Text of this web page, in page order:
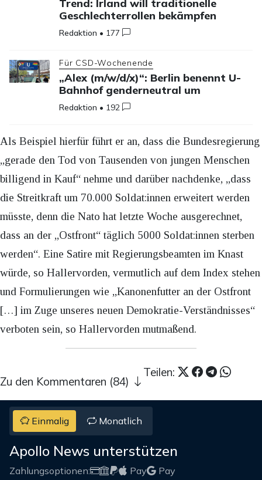
Trend: Irland will traditionelle
Geschlechterrollen bekämpfen
Redaktion • 177
Für CSD-Wochenende
„Alex (m/w/d/x)“: Berlin benennt U-
Bahnhof genderneutral um
Redaktion • 192
Als Beispiel hierfür führt er an, dass die Bundesregierung
„gerade den Tod von Tausenden von jungen Menschen
billigend in Kauf“ nehme und darüber nachdenke, „dass
die Streitkraft um 70.000 Soldat:innen erweitert werden
müsste, denn die Nato hat letzte Woche ausgerechnet,
dass an der „Ostfront“ täglich 5000 Soldat:innen sterben
werden“. Eine Satire mit Regierungsbeamten im Knast
würde, so Hallervorden, vermutlich auf dem Index stehen
und Formulierungen wie „Kanonenfutter an der Ostfront
[…] im Zuge unseres neuen Demokratie-Verständnisses“
verboten sein, so Hallervorden mutmaßend.
Teilen:
Zu den Kommentaren (84)
Einmalig Monatlich
Apollo News unterstützen
Zahlungsoptionen: Pay
Pay